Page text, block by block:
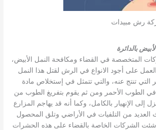
رش مبيدات
بالدائرة
المتخصصة في القضاء ومكافحة النمل الأبيض،
العمل على أجود الانواع في الرش لقتل هذا النمل
التي تنتج عنه، والتي تتمثل في إستخلاص مادة
في الطوب الأحمر ومن ثم يقوم بتفريغ الطوب من
إلى الإنهيار بالكامل، وكما أنه قد يهاجم المزارع
العديد من التلفيات في الأراضي وتلق المحصول
إشئت الشركات الخاصة بالقضاء على هذه الحشرات